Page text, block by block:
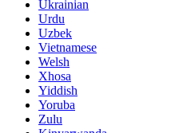
Ukrainian
Urdu
Uzbek
Vietnamese
Welsh
Xhosa
Yiddish
Yoruba
Zulu